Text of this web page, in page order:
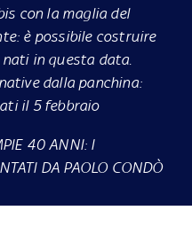
con la maglia del
è possibile costruire
in questa data.
dalla panchina:
il 5 febbraio
40 ANNI: I
DA PAOLO CONDÒ